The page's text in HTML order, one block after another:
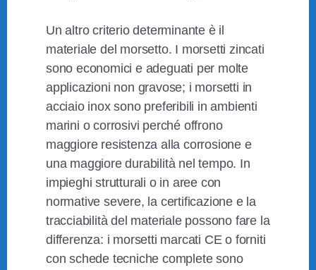
Un altro criterio determinante è il
materiale del morsetto. I morsetti zincati
sono economici e adeguati per molte
applicazioni non gravose; i morsetti in
acciaio inox sono preferibili in ambienti
marini o corrosivi perché offrono
maggiore resistenza alla corrosione e
una maggiore durabilità nel tempo. In
impieghi strutturali o in aree con
normative severe, la certificazione e la
tracciabilità del materiale possono fare la
differenza: i morsetti marcati CE o forniti
con schede tecniche complete sono